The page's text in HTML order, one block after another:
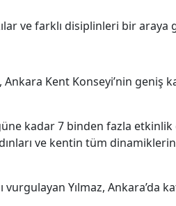
ve farklı disiplinleri bir araya
Kent Konseyi’nin geniş
kadar 7 binden fazla
ve kentin tüm dinamiklerini
Yılmaz, Ankara’da